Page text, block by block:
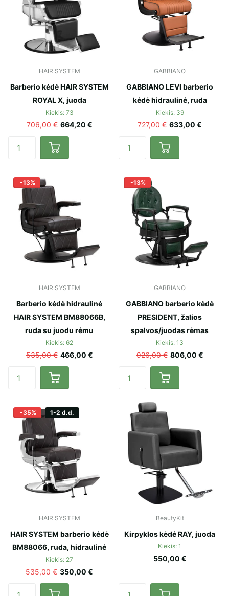
HAIR SYSTEM
Barberio kėdė HAIR SYSTEM
ROYAL X, juoda
Kiekis: 73
706,00 € 664,20 €
GABBIANO
GABBIANO LEVI barberio
kėdė hidraulinė, ruda
Kiekis: 39
727,00 € 633,00 €
-13%
HAIR SYSTEM
Barberio kėdė hidraulinė
HAIR SYSTEM BM88066B,
ruda su juodu rėmu
Kiekis: 62
535,00 € 466,00 €
-13%
GABBIANO
GABBIANO barberio kėdė
PRESIDENT, žalios
spalvos/juodas rėmas
Kiekis: 13
926,00 € 806,00 €
-35% 1-2 d.d.
HAIR SYSTEM
HAIR SYSTEM barberio kėdė
BM88066, ruda, hidraulinė
Kiekis: 27
535,00 € 350,00 €
BeautyKit
Kirpyklos kėdė RAY, juoda
Kiekis: 1
550,00 €